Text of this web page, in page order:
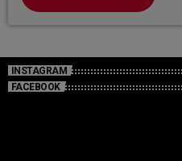
INSTAGRAM
FACEBOOK